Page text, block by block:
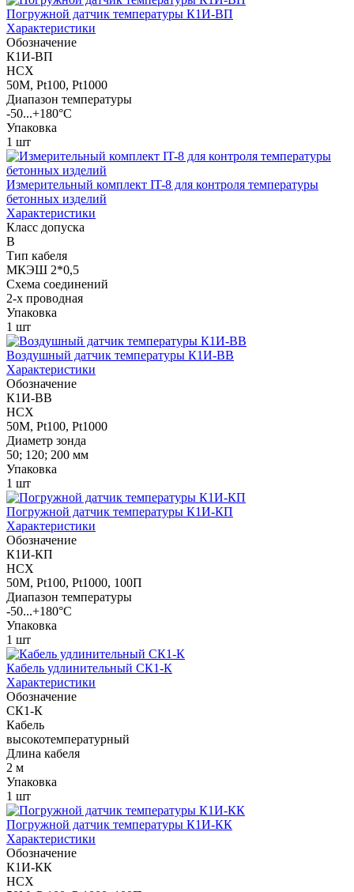
Погружной датчик температуры К1И-ВП
Характеристики
Обозначение
К1И-ВП
НСХ
50М, Pt100, Pt1000
Диапазон температуры
-50...+180°С
Упаковка
1 шт
Измерительный комплект IT-8 для контроля температуры
бетонных изделий
Характеристики
Класс допуска
B
Тип кабеля
МКЭШ 2*0,5
Схема соединений
2-х проводная
Упаковка
1 шт
Воздушный датчик температуры К1И-ВВ
Характеристики
Обозначение
К1И-ВВ
НСХ
50М, Pt100, Pt1000
Диаметр зонда
50; 120; 200 мм
Упаковка
1 шт
Погружной датчик температуры К1И-КП
Характеристики
Обозначение
К1И-КП
НСХ
50М, Pt100, Pt1000, 100П
Диапазон температуры
-50...+180°С
Упаковка
1 шт
Кабель удлинительный СК1-К
Характеристики
Обозначение
СК1-К
Кабель
высокотемпературный
Длина кабеля
2 м
Упаковка
1 шт
Погружной датчик температуры К1И-КК
Характеристики
Обозначение
К1И-КК
НСХ